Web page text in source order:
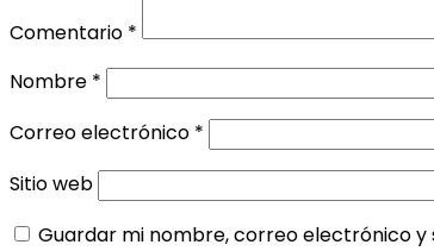
Comentario *
Nombre *
Correo electrónico *
Sitio web
Guardar mi nombre, correo electrónico